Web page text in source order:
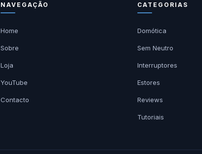
NAVEGAÇÃO
Home
Sobre
Loja
YouTube
Contacto
CATEGORIAS
Domótica
Sem Neutro
Interruptores
Estores
Reviews
Tutoriais